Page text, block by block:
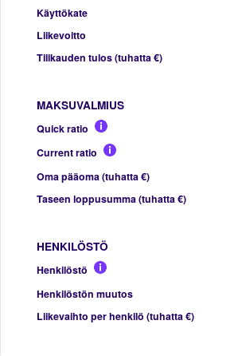
Käyttökate
Liikevoitto
Tilikauden tulos (tuhatta €)
MAKSUVALMIUS
Quick ratio
Current ratio
Oma pääoma (tuhatta €)
Taseen loppusumma (tuhatta €)
HENKILÖSTÖ
Henkilöstö
Henkilöstön muutos
Liikevaihto per henkilö (tuhatta €)